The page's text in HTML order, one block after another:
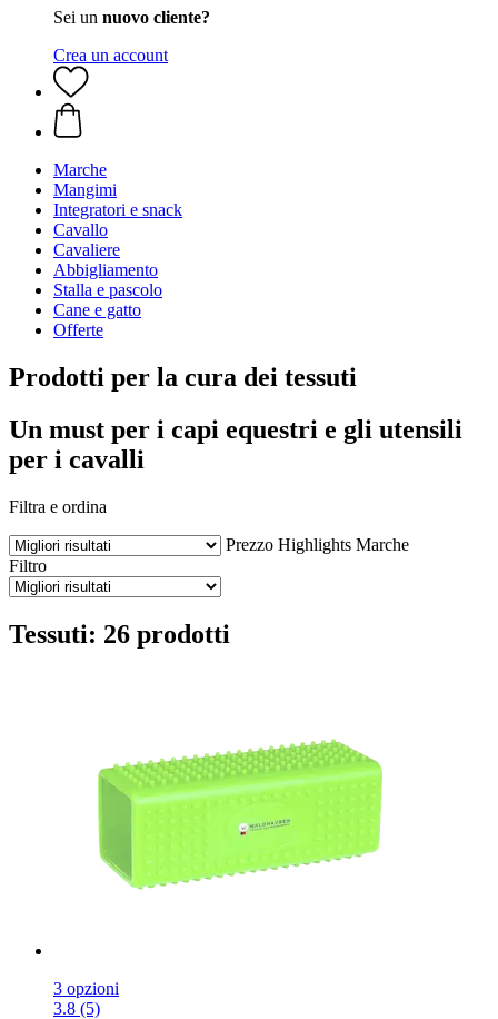
Sei un nuovo cliente?
Crea un account
Marche
Mangimi
Integratori e snack
Cavallo
Cavaliere
Abbigliamento
Stalla e pascolo
Cane e gatto
Offerte
Prodotti per la cura dei tessuti
Un must per i capi equestri e gli utensili
per i cavalli
Filtra e ordina
Prezzo Highlights Marche
Filtro
Tessuti: 26 prodotti
3 opzioni
3.8 (5)